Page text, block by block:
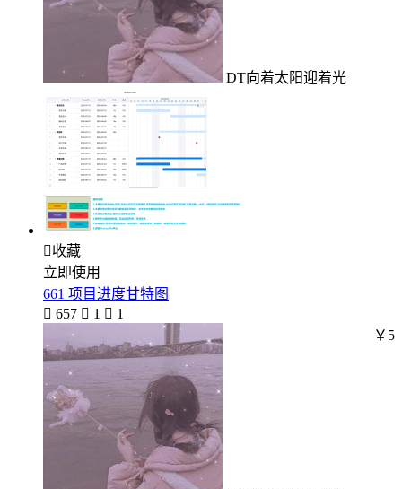
DT向着太阳迎着光
收藏
立即使用
661 项目进度甘特图
 657  1  1
￥5